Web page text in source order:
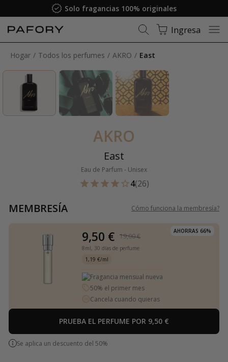
Solo fragancias 100% originales
Ingresa
Hogar Todos los perfumes AKRO East
AKRO
East
Eau de Parfum - Unisex
4(26)
MEMBRESÍA Cómo funciona la membresía?
AHORRAS 66%
9,50 € 19,00 €
8ml, 30 días de perfume
1,19 €/ml
Fragancia mensual nueva
50% el primer mes
Cancela cuando quieras
PRUEBA EL PERFUME POR 9,50 €
Se aplica un descuento del 50%